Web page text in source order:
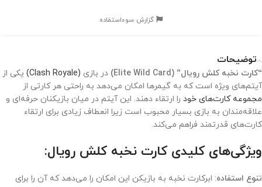
گزارش سوءاستفاده
توضیحات
“کارت نخبه کلش رویال” (Elite Wild Card) در بازی (Clash Royale)
یکی از
آیتم‌های ویژه است که به گیمرها امکان می‌دهد به راحتی هر کارتی از
مجموعه کارت‌های خود را ارتقاء دهند. این آیتم در میان بازیکنان حرفه‌ای و
علاقه‌مندان به بازی بسیار محبوب است زیرا انعطاف زیادی برای ارتقاء
کارت‌های قدرتمند فراهم می‌کند.
ویژگی‌های کلیدی کارت نخبه کلش رویال:
تنوع استفاده: ابرکارت نخبه به بازیکن این امکان را می‌دهد که آن را برای